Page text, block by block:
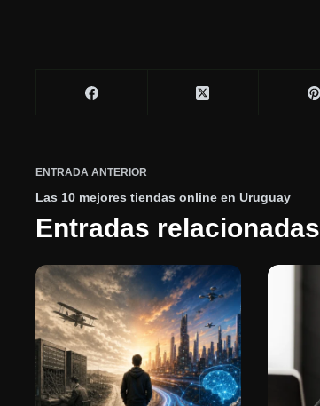
ENTRADA ANTERIOR
Las 10 mejores tiendas online en Uruguay
Entradas relacionadas